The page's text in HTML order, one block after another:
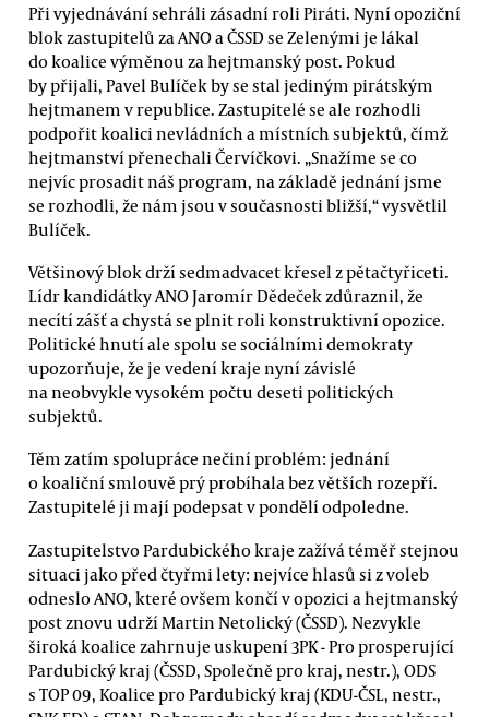
Při vyjednávání sehráli zásadní roli Piráti. Nyní opoziční
blok zastupitelů za ANO a ČSSD se Zelenými je lákal
do koalice výměnou za hejtmanský post. Pokud
by přijali, Pavel Bulíček by se stal jediným pirátským
hejtmanem v republice. Zastupitelé se ale rozhodli
podpořit koalici nevládních a místních subjektů, čímž
hejtmanství přenechali Červíčkovi. „Snažíme se co
nejvíc prosadit náš program, na základě jednání jsme
se rozhodli, že nám jsou v současnosti bližší,“ vysvětlil
Bulíček.
Většinový blok drží sedmadvacet křesel z pětačtyřiceti.
Lídr kandidátky ANO Jaromír Dědeček zdůraznil, že
necítí zášť a chystá se plnit roli konstruktivní opozice.
Politické hnutí ale spolu se sociálními demokraty
upozorňuje, že je vedení kraje nyní závislé
na neobvykle vysokém počtu deseti politických
subjektů.
Těm zatím spolupráce nečiní problém: jednání
o koaliční smlouvě prý probíhala bez větších rozepří.
Zastupitelé ji mají podepsat v pondělí odpoledne.
Zastupitelstvo Pardubického kraje zažívá téměř stejnou
situaci jako před čtyřmi lety: nejvíce hlasů si z voleb
odneslo ANO, které ovšem končí v opozici a hejtmanský
post znovu udrží Martin Netolický (ČSSD). Nezvykle
široká koalice zahrnuje uskupení 3PK - Pro prosperující
Pardubický kraj (ČSSD, Společně pro kraj, nestr.), ODS
s TOP 09, Koalice pro Pardubický kraj (KDU-ČSL, nestr.,